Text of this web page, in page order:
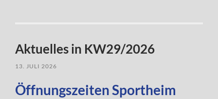
Aktuelles in KW29/2026
13. JULI 2026
Öffnungszeiten Sportheim